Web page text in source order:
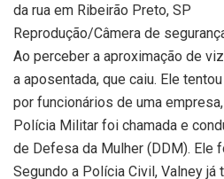
da rua em Ribeirão Preto, SP
Reprodução/Câmera de
Ao perceber a aproximação de
a aposentada, que caiu. Ele
por funcionários de uma
Polícia Militar foi chamada e
de Defesa da Mulher (DDM). Ele
Segundo a Polícia Civil, Valney